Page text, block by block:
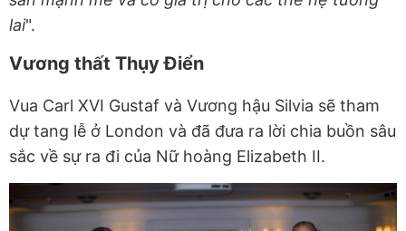
lai".
Vương thất Thụy Điển
Vua Carl XVI Gustaf và Vương hậu Silvia sẽ tham
dự tang lễ ở London và đã đưa ra lời chia buồn sâu
sắc về sự ra đi của Nữ hoàng Elizabeth II.